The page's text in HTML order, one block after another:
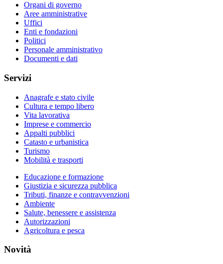
Organi di governo
Aree amministrative
Uffici
Enti e fondazioni
Politici
Personale amministrativo
Documenti e dati
Servizi
Anagrafe e stato civile
Cultura e tempo libero
Vita lavorativa
Imprese e commercio
Appalti pubblici
Catasto e urbanistica
Turismo
Mobilità e trasporti
Educazione e formazione
Giustizia e sicurezza pubblica
Tributi, finanze e contravvenzioni
Ambiente
Salute, benessere e assistenza
Autorizzazioni
Agricoltura e pesca
Novità